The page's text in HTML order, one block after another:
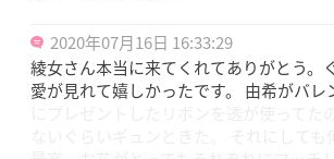
2020年07月16日 16:33:29
綾女さん本当に来てくれてありがとう。
愛が見れて嬉しかったです。 由希がバレ
にプレゼントしたリボンを透が使ってた